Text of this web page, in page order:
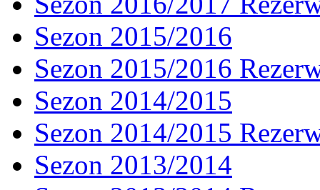
Sezon 2015/2016
Sezon 2015/2016
Sezon 2014/2015
Sezon 2014/2015
Sezon 2013/2014